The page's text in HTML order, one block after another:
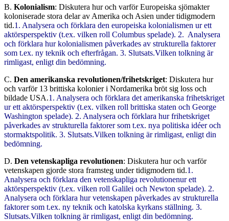
B. Kolonialism: Diskutera hur och varför Europeiska sjömakter
koloniserade stora delar av Amerika och Asien under tidigmodern
tid.1. Analysera och förklara den europeiska kolonialismen ur ett
aktörsperspektiv (t.ex. vilken roll Columbus spelade). 2. Analysera
och förklara hur kolonialismen påverkades av strukturella faktorer
som t.ex. ny teknik och efterfrågan. 3. Slutsats.Vilken tolkning är
rimligast, enligt din bedömning.
C. Den amerikanska revolutionen/frihetskriget: Diskutera hur
och varför 13 brittiska kolonier i Nordamerika bröt sig loss och
bildade USA.1. Analysera och förklara det amerikanska frihetskriget
ur ett aktörsperspektiv (t.ex. vilken roll brittiska staten och George
Washington spelade). 2. Analysera och förklara hur frihetskriget
påverkades av strukturella faktorer som t.ex. nya politiska idéer och
stormaktspolitik. 3. Slutsats.Vilken tolkning är rimligast, enligt din
bedömning.
D. Den vetenskapliga revolutionen: Diskutera hur och varför
vetenskapen gjorde stora framsteg under tidigmodern tid.1.
Analysera och förklara den vetenskapliga revolutionenur ett
aktörsperspektiv (t.ex. vilken roll Galilei och Newton spelade). 2.
Analysera och förklara hur vetenskapen påverkades av strukturella
faktorer som t.ex. ny teknik och katolska kyrkans ställning. 3.
Slutsats.Vilken tolkning är rimligast, enligt din bedömning.